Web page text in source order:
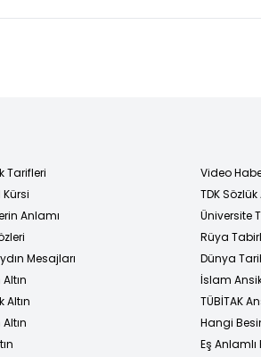
planlıyor"
Tarifleri
Kürsi
Anlamı
Mesajları
Altın
Video
TDK
Üniversite
Rüya
Dünya
İslam
TÜBİTAK
Hangi
Eş